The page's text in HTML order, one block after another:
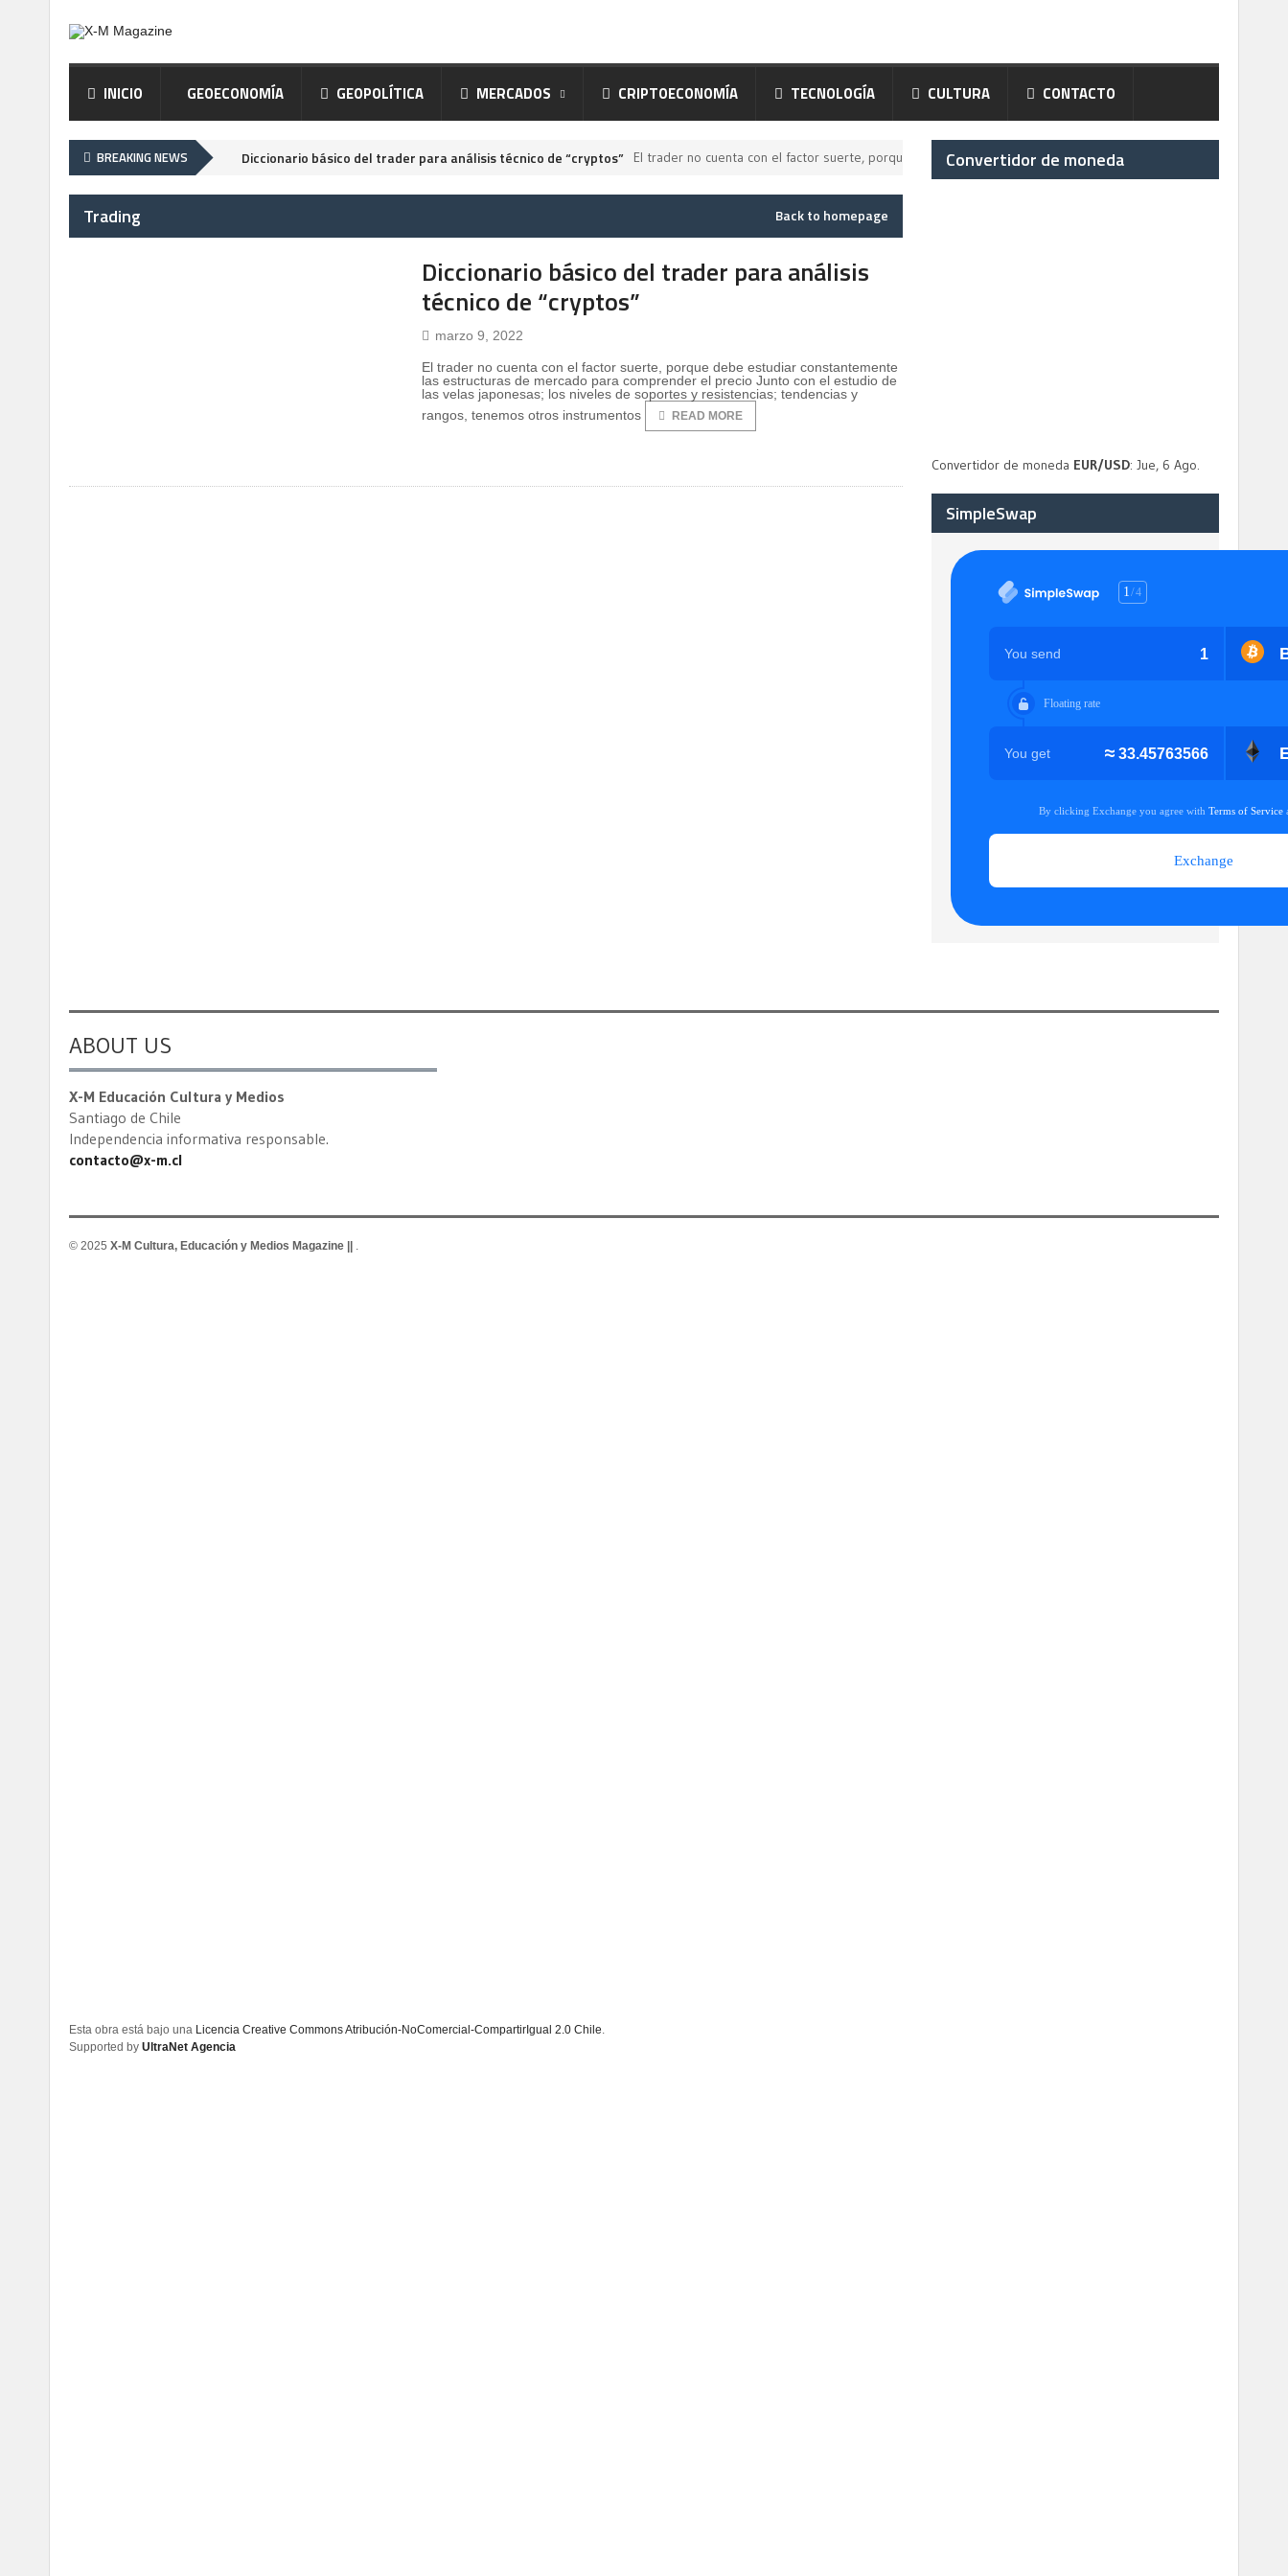
INICIO GEOECONOMÍA GEOPOLÍTICA MERCADOS CRIPTOECONOMÍA TECNOLOGÍA CULTURA CONTACTO
BREAKING NEWS Diccionario básico del trader para análisis técnico de “cryptos” El trader no cuenta con el factor suerte, porque debe estudiar constantemente las estructuras de mercado...
Trading Back to homepage
Diccionario básico del trader para análisis
técnico de “cryptos”
marzo 9, 2022
El trader no cuenta con el factor suerte, porque debe estudiar constantemente
las estructuras de mercado para comprender el precio Junto con el estudio de
las velas japonesas; los niveles de soportes y resistencias; tendencias y
rangos, tenemos otros instrumentos
READ MORE
Convertidor de moneda
Convertidor de moneda EUR/USD: Jue, 6 Ago.
SimpleSwap
ABOUT US
X-M Educación Cultura y Medios
Santiago de Chile
Independencia informativa responsable.
contacto@x-m.cl
© 2025 X-M Cultura, Educación y Medios Magazine || .
Esta obra está bajo una Licencia Creative Commons Atribución-NoComercial-CompartirIgual 2.0 Chile.
Supported by UltraNet Agencia